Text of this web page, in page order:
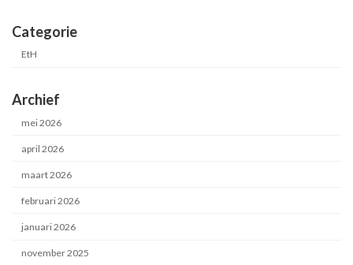
Categorie
EtH
Archief
mei 2026
april 2026
maart 2026
februari 2026
januari 2026
november 2025